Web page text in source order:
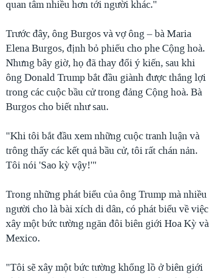
quan tâm nhiều hơn tới người khác."
Trước đây, ông Burgos và vợ ông – bà Maria
Elena Burgos, định bỏ phiếu cho phe Cộng hoà.
Nhưng bây giờ, họ đã thay đổi ý kiến, sau khi
ông Donald Trump bắt đầu giành được thắng lợi
trong các cuộc bầu cử trong đảng Cộng hoà. Bà
Burgos cho biết như sau.
"Khi tôi bắt đầu xem những cuộc tranh luận và
trông thấy các kết quả bầu cử, tôi rất chán nản.
Tôi nói 'Sao kỳ vậy!'"
Trong những phát biểu của ông Trump mà nhiều
người cho là bài xích di dân, có phát biểu về việc
xây một bức tường ngăn đôi biên giới Hoa Kỳ và
Mexico.
"Tôi sẽ xây một bức tường khổng lồ ở biên giới